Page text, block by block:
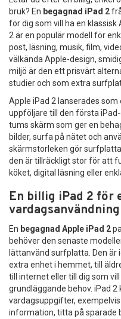
bruk? En begagnad iPad 2
för dig som vill ha en
2 är en populär modell för
post, läsning, musik, film,
välkända Apple-design,
miljö är den ett prisvärt
studier och som extra
Apple iPad 2 lanserades
uppföljare till den första
tums skärm som ger en
bilder, surfa på nätet och
skärmstorleken gör
den är tillräckligt stor för att
köket, digital läsning eller
En billig iPad 2 för
vardagsanvändning
En begagnad Apple iPad 2
behöver den senaste
lättanvänd surfplatta. Den är
extra enhet i hemmet, till
till internet eller till dig som
grundläggande behov. iPad
vardagsuppgifter,
information, titta på sparade